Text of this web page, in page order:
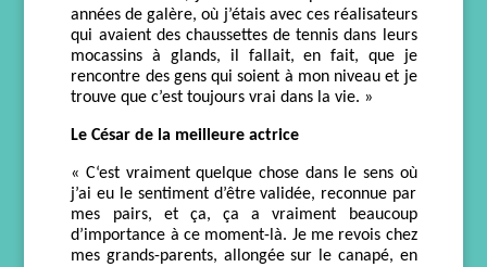
années de galère, où j’étais avec ces réalisateurs
qui avaient des chaussettes de tennis dans leurs
mocassinsà glands, il fallait,en fait, que je
rencontre des gens qui soient à mon niveau et je
trouve que c’est toujours vrai dans la vie. »
Le César de la meilleure actrice
«C‘est vraiment quelque chose dans le sens où
j’aieu le sentiment d’être validée, reconnue par
mes pairs, et ça, ça a vraiment beaucoup
d’importance à ce moment-là. Jeme revois chez
mes grands-parents, allongée sur le canapé, en